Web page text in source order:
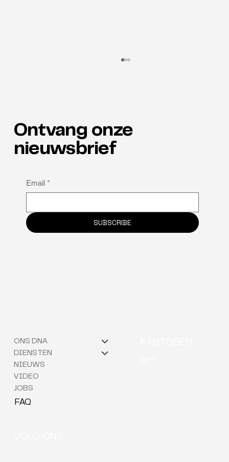
sleutel tot retentie is
Ontvang onze
nieuwsbrief
Email *
SUBSCRIBE
ONS DNA
DIENSTEN
NIEUWS
VIDEO
JOBS
FAQ